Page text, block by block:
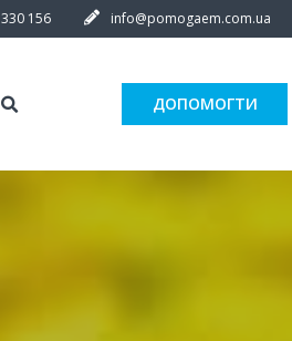
156 info@pomogaem.com.ua
ДОПОМОГТИ